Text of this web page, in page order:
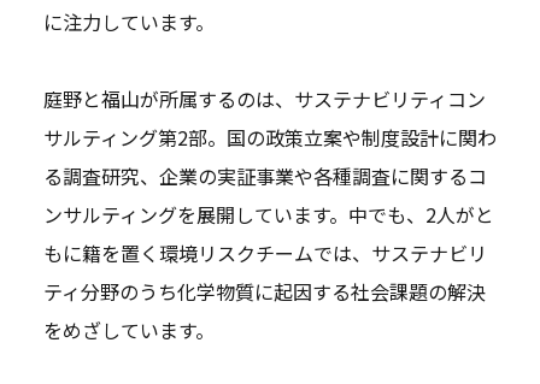
に注力しています。
庭野と福山が所属するのは、サステナビリティコン
サルティング第2部。国の政策立案や制度設計に関わ
る調査研究、企業の実証事業や各種調査に関するコ
ンサルティングを展開しています。中でも、2人がと
もに籍を置く環境リスクチームでは、サステナビリ
ティ分野のうち化学物質に起因する社会課題の解決
をめざしています。